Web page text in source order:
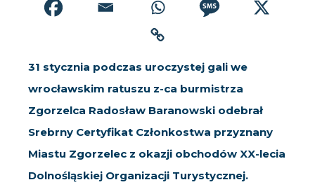
31 stycznia podczas uroczystej gali we
wrocławskim ratuszu z-ca burmistrza
Zgorzelca Radosław Baranowski odebrał
Srebrny Certyfikat Członkostwa przyznany
Miastu Zgorzelec z okazji obchodów XX-lecia
Dolnośląskiej Organizacji Turystycznej.